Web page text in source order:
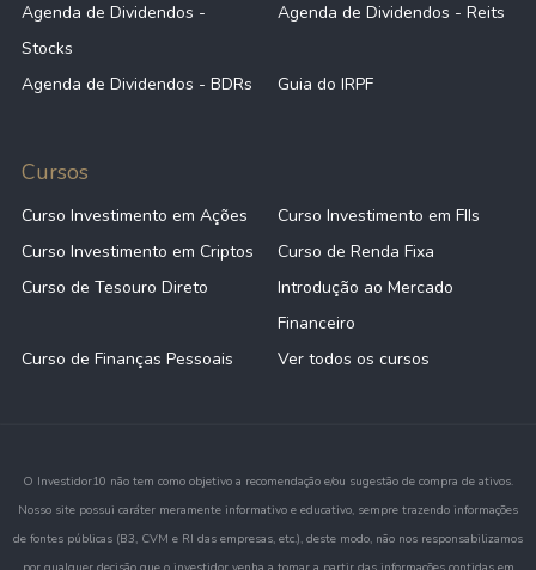
Agenda de Dividendos -
Stocks
Agenda de Dividendos - Reits
Agenda de Dividendos - BDRs Guia do IRPF
Cursos
Curso Investimento em Ações
Curso Investimento em FIIs
Curso Investimento em Criptos
Curso de Renda Fixa
Curso de Tesouro Direto
Introdução ao Mercado
Financeiro
Curso de Finanças Pessoais
Ver todos os cursos
O Investidor10 não tem como objetivo a recomendação e/ou sugestão de compra de ativos.
Nosso site possui caráter meramente informativo e educativo, sempre trazendo informações
de fontes públicas (B3, CVM e RI das empresas, etc.), deste modo, não nos responsabilizamos